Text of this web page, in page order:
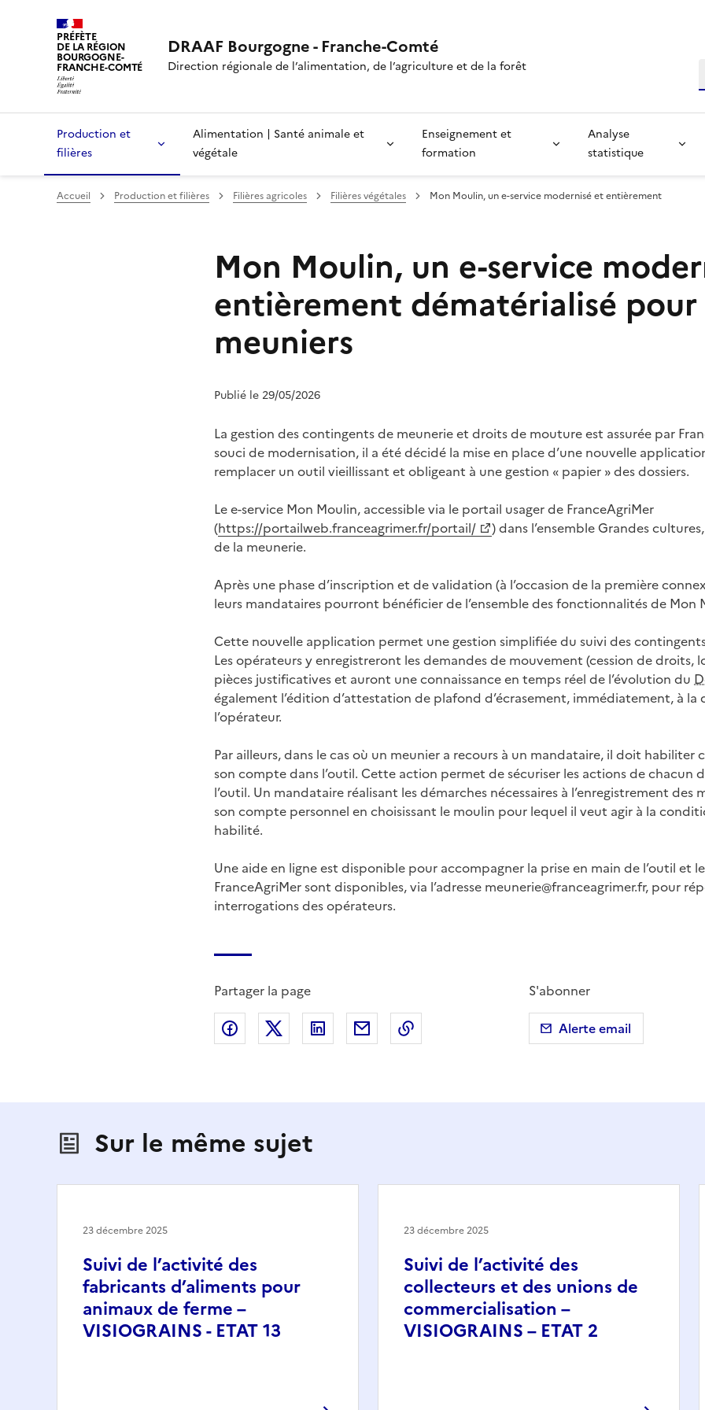
PRÉFÈTE
DE LA RÉGION
BOURGOGNE-
FRANCHE-COMTÉ
DRAAF Bourgogne - Franche-Comté
Direction régionale de l’alimentation, de l’agriculture et de la forêt
Production et
filières
Alimentation | Santé animale et
végétale
Enseignement et
formation
Analyse
statistique
Accueil Production et filières Filières agricoles Filières végétales Mon Moulin, un e-service modernisé et entièrement
Mon Moulin, un e-service
entièrement dématérialisé pour
meuniers
Publié le 29/05/2026
La gestion des contingents de meunerie et droits de mouture est assurée par
souci de modernisation, il a été décidé la mise en place d’une nouvelle
remplacer un outil vieillissant et obligeant à une gestion « papier » des dossiers.
Le e-service Mon Moulin, accessible via le portail usager de FranceAgriMer
(https://portailweb.franceagrimer.fr/portail/
) dans l’ensemble Grandes
de la meunerie.
Après une phase d’inscription et de validation (à l’occasion de la première
leurs mandataires pourront bénéficier de l’ensemble des fonctionnalités de Mon
Cette nouvelle application permet une gestion simplifiée du suivi des
Les opérateurs y enregistreront les demandes de mouvement (cession de droits,
pièces justificatives et auront une connaissance en temps réel de l’évolution du
également l’édition d’attestation de plafond d’écrasement, immédiatement, à la
l’opérateur.
Par ailleurs, dans le cas où un meunier a recours à un mandataire, il doit habiliter
son compte dans l’outil. Cette action permet de sécuriser les actions de chacun
l’outil. Un mandataire réalisant les démarches nécessaires à l’enregistrement des
son compte personnel en choisissant le moulin pour lequel il veut agir à la
habilité.
Une aide en ligne est disponible pour accompagner la prise en main de l’outil et
FranceAgriMer sont disponibles, via l’adresse meunerie@franceagrimer.fr, pour
interrogations des opérateurs.
Partager la page
Partager sur Facebook
Partager sur X (anciennement Twitter)
Partager sur LinkedIn
Partager par emailCopier dans le presse-papier
S'abonner
Alerte email
Sur le même sujet
Suivi de l’activité des
fabricants d’aliments pour
animaux de ferme –
VISIOGRAINS - ETAT 13
23 décembre 2025
Suivi de l’activité des
collecteurs et des unions de
commercialisation –
VISIOGRAINS – ETAT 2
23 décembre 2025